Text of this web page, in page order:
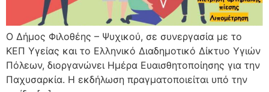
Ο Δήμος Φιλοθέης – Ψυχικού, σε συνεργασία με το
ΚΕΠ Υγείας και το Ελληνικό Διαδημοτικό Δίκτυο Υγιών
Πόλεων, διοργανώνει Ημέρα Ευαισθητοποίησης για την
Παχυσαρκία. Η εκδήλωση πραγματοποιείται υπό την